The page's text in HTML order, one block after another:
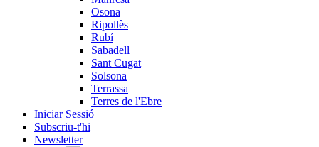
Osona
Ripollès
Rubí
Sabadell
Sant Cugat
Solsona
Terrassa
Terres de l'Ebre
Iniciar Sessió
Subscriu-t'hi
Newsletter